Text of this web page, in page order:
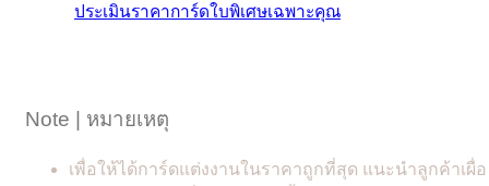
ประเมินราคาการ์ดใบพิเศษเฉพาะคุณ
Note | หมายเหตุ
เพื่อให้ได้การ์ดแต่งงานในราคาถูกที่สุด แนะนำลูกค้าเผื่อ